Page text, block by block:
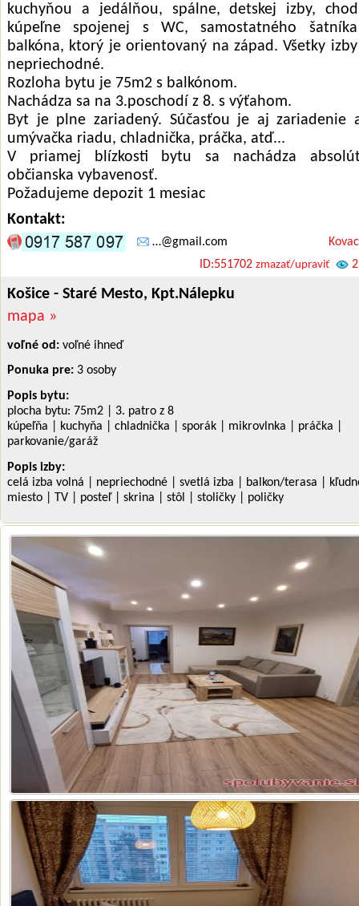
kuchyňou a jedálňou, spálne, detskej izby,
kúpeľne spojenej s WC, samostatného
balkóna, ktorý je orientovaný na západ. Všetky
nepriechodné.
Rozloha bytu je 75m2 s balkónom.
Nachádza sa na 3.poschodí z 8. s výťahom.
Byt je plne zariadený. Súčasťou je aj zariadenie
umývačka riadu, chladnička, práčka, atď...
V priamej blízkosti bytu sa nachádza
občianska vybavenosť.
Požadujeme depozit 1 mesiac
Kontakt:
…@gmail.com
ID:551702 zmazať/upraviť
Košice - Staré Mesto, Kpt.Nálepku
mapa »
voľné od: voľné ihneď
Ponuka pre: 3 osoby
Popis bytu:
plocha bytu: 75m2 | 3. patro z 8
kúpeľňa | kuchyňa | chladnička | sporák | mikrovlnka | práčka |
parkovanie/garáž
Popis izby:
celá izba volná | nepriechodné | svetlá izba | balkon/terasa |
miesto | TV | posteľ | skrina | stôl | stoličky | poličky